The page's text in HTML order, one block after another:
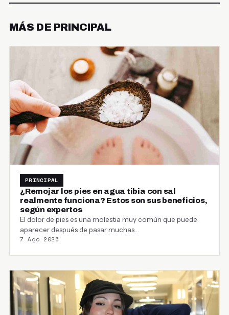
MÁS DE PRINCIPAL
PRINCIPAL
¿Remojar los pies en agua tibia con sal
realmente funciona? Estos son sus beneficios,
según expertos
El dolor de pies es una molestia muy común que puede
aparecer después de pasar muchas…
7 Ago 2026